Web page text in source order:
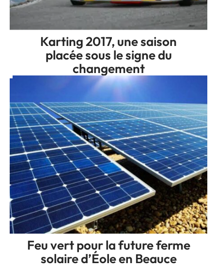
Karting 2017, une saison
placée sous le signe du
changement
Feu vert pour la future ferme
solaire d’Éole en Beauce